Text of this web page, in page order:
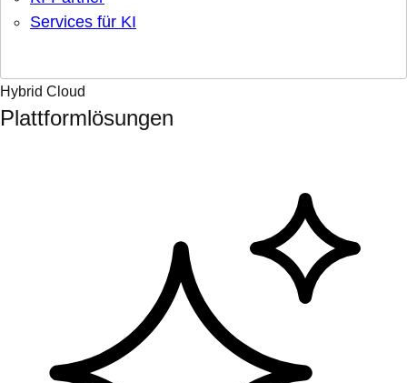
Services für KI
Hybrid Cloud
Plattformlösungen